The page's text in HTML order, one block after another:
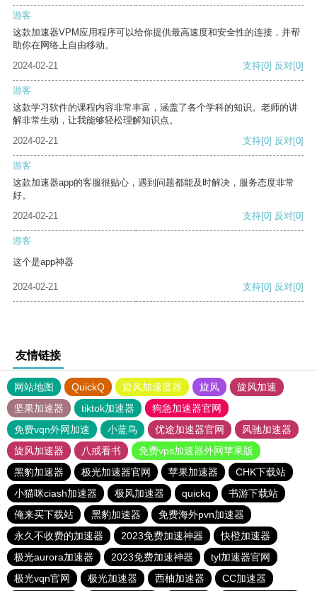
游客
这款加速器VPM应用程序可以给你提供最高速度和安全性的连接，并帮
助你在网络上自由移动。
2024-02-21
支持[0] 反对[0]
游客
这款学习软件的课程内容非常丰富，涵盖了各个学科的知识。老师的讲
解非常生动，让我能够轻松理解知识点。
2024-02-21
支持[0] 反对[0]
游客
这款加速器app的客服很贴心，遇到问题都能及时解决，服务态度非常
好。
2024-02-21
支持[0] 反对[0]
游客
这个是app神器
2024-02-21 支持[0] 反对[0]
友情链接
网站地图 QuickQ 旋风加速度器 旋风
旋风加速
坚果加速器
tiktok加速器
狗急加速器官网
免费vqn外网加速
小蓝鸟 优途加速器官网
风驰加速器
旋风加速器
八戒看书
免费vps加速器外网苹果版
黑豹加速器
极光加速器官网 苹果加速器
CHK下载站
小猫咪ciash加速器
极风加速器 quickq
书游下载站
俺来买下载站
黑豹加速器
免费海外pvn加速器
永久不收费的加速器
2023免费加速神器
快橙加速器
极光aurora加速器
2023免费加速神器
tyl加速器官网
极光vqn官网
极光加速器 西柚加速器 CC加速器